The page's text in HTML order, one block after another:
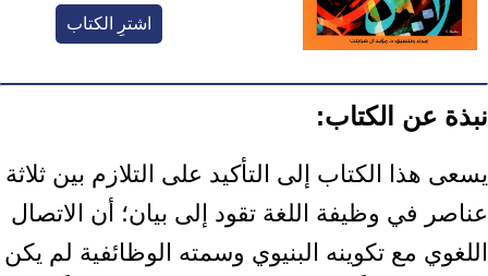
اشترِ الكتاب
نبذة عن الكتاب:
يسعى هذا الكتاب إلى التأكيد على التلازم بين ثلاثة
عناصر في وظيفة اللغة تقود إلى بيان؛ أن الاتصال
اللغوي مع تكوينه البنيوي وسمته الوظائفية لم يكن